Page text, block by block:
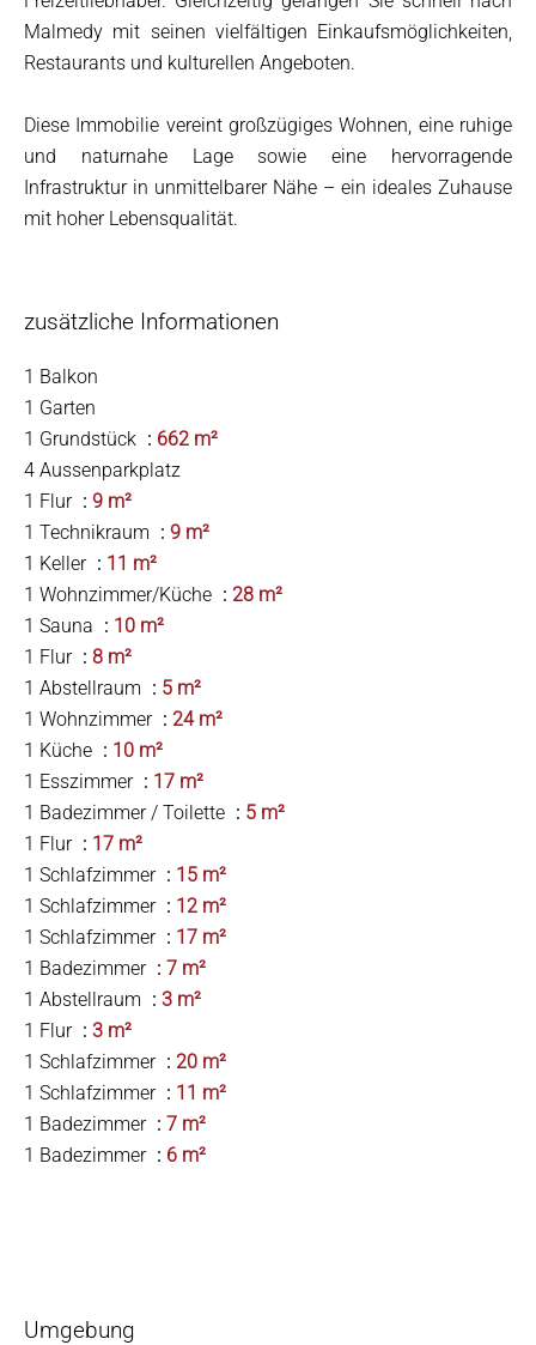
Malmedy mit seinen vielfältigen Einkaufsmöglichkeiten,
Restaurants und kulturellen Angeboten.
Diese Immobilie vereint großzügiges Wohnen, eine ruhige
und naturnahe Lage sowie eine hervorragende
Infrastruktur in unmittelbarer Nähe – ein ideales Zuhause
mit hoher Lebensqualität.
zusätzliche Informationen
1 Balkon
1 Garten
1 Grundstück
662 m²
4 Aussenparkplatz
1 Flur
9 m²
1 Technikraum
9 m²
1 Keller
11 m²
1 Wohnzimmer/Küche
28 m²
1 Sauna
10 m²
1 Flur
8 m²
1 Abstellraum
5 m²
1 Wohnzimmer
24 m²
1 Küche
10 m²
1 Esszimmer
17 m²
1 Badezimmer / Toilette
5 m²
1 Flur
17 m²
1 Schlafzimmer
15 m²
1 Schlafzimmer
12 m²
1 Schlafzimmer
17 m²
1 Badezimmer
7 m²
1 Abstellraum
3 m²
1 Flur
3 m²
1 Schlafzimmer
20 m²
1 Schlafzimmer
11 m²
1 Badezimmer
7 m²
1 Badezimmer
6 m²
Umgebung